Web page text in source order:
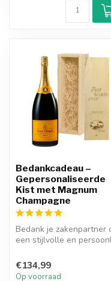
Bedankcadeau –
Gepersonaliseerde
Kist met Magnum
Champagne
Bedank je zakenpartner
een stijlvolle en
€134,99
Op voorraad